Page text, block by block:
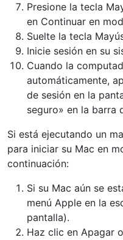
Presione la tecla
en Continuar en
Suelte la tecla
Inicie sesión en su
Cuando la
automáticamente,
de sesión en la
seguro» en la barra
Si está ejecutando un
para iniciar su Mac en
continuación:
Si su Mac aún se
menú Apple en la
pantalla).
Haz clic en Apagar